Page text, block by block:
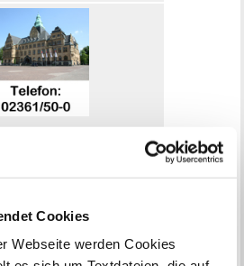
Cookies
Webseite werden Cookies
Vaterschaft, Sorge